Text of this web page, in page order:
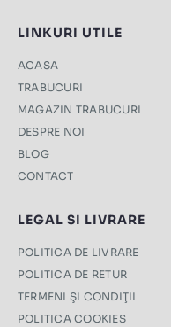
LINKURI UTILE
ACASA
TRABUCURI
MAGAZIN TRABUCURI
DESPRE NOI
BLOG
CONTACT
LEGAL SI LIVRARE
POLITICA DE LIVRARE
POLITICA DE RETUR
TERMENI ŞI CONDIŢII
POLITICA COOKIES